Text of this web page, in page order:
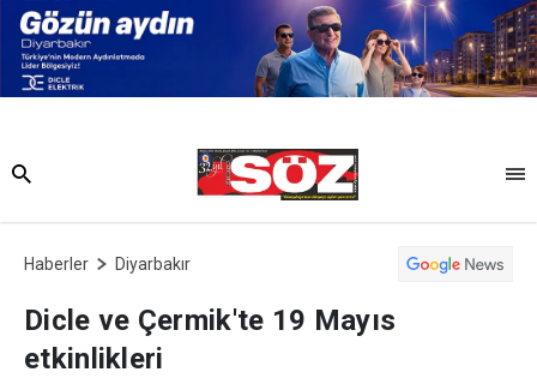
Haberler Diyarbakır
Dicle ve Çermik'te 19 Mayıs
etkinlikleri